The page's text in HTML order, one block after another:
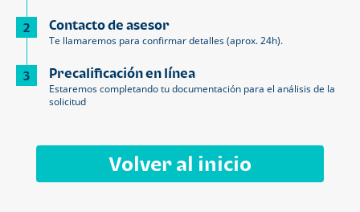
2 Contacto de asesor
Te llamaremos para confirmar detalles (aprox. 24h).
3 Precalificación en línea
Estaremos completando tu documentación para el análisis de la
solicitud
Volver al inicio